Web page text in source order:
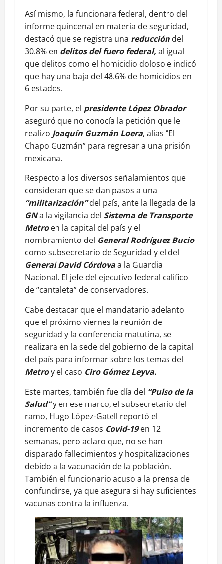
Así mismo, la funcionara federal, dentro del
informe quincenal en materia de seguridad,
destacó que se registra una reducción del
30.8% en delitos del fuero federal, al igual
que delitos como el homicidio doloso e indicó
que hay una baja del 48.6% de homicidios en
6 estados.
Por su parte, el presidente López Obrador
aseguró que no conocía la petición que le
realizo Joaquín Guzmán Loera, alias “El
Chapo Guzmán” para regresar a una prisión
mexicana.
Respecto a los diversos señalamientos que
consideran que se dan pasos a una
“militarización”del país, ante la llegada de la
GNa la vigilancia del Sistema de Transporte
Metroen la capital del país y el
nombramiento del General Rodríguez Bucio
como subsecretario de Seguridad y el del
General David Córdovaa la Guardia
Nacional. El jefe del ejecutivo federal califico
de “cantaleta” de conservadores.
Cabe destacar que el mandatario adelanto
que el próximo viernes la reunión de
seguridad y la conferencia matutina, se
realizara en la sede del gobierno de la capital
del país para informar sobre los temas del
Metroy el caso Ciro Gómez Leyva.
Este martes, también fue día del “Pulso de la
Salud”y en ese marco, el subsecretario del
ramo, Hugo López-Gatell reportó el
incremento de casos Covid-19en 12
semanas, pero aclaro que, no se han
disparado fallecimientos y hospitalizaciones
debido a la vacunación de la población.
También el funcionario acuso a la prensa de
confundirse, ya que asegura si hay suficientes
vacunas contra la influenza.